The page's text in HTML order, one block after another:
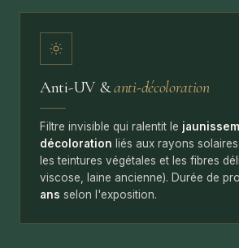
Anti-UV &anti-décoloration
Filtre invisible qui ralentit le
décoloration liés aux rayons
les teintures végétales et les fibres
viscose, laine ancienne). Durée de
ans selon l'exposition.